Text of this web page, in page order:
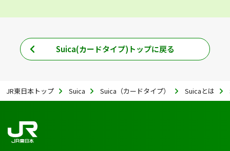
Suica(カードタイプ)トップに戻る
JR東日本トップ Suica Suica（カードタイプ） Suicaとは